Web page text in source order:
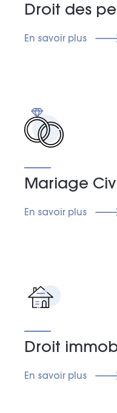
Droit des
En savoir plus
Mariage
En savoir plus
Droit
En savoir plus